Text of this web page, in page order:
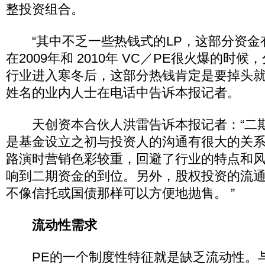
整投资组合。
“其中不乏一些热钱式的LP，这部分资金
在2009年和 2010年 VC／PE很火爆的时候
行业进入寒冬后，这部分热钱肯定是要掉头
姓名的业内人士在电话中告诉本报记者。
天创资本合伙人洪雷告诉本报记者：“二
是基金设立之初与投资人的沟通有很大的关
路演时营销色彩较重，回避了行业的特点和
响到二期资金的到位。另外，股权投资的流
不像信托或国债那样可以方便地抛售。 ”
流动性需求
PE的一个制度性特征就是缺乏流动性。